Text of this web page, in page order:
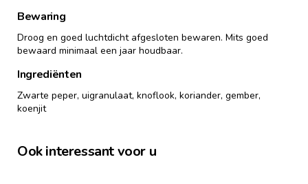
Bewaring
Droog en goed luchtdicht afgesloten bewaren. Mits goed
bewaard minimaal een jaar houdbaar.
Ingrediënten
Zwarte peper, uigranulaat, knoflook, koriander, gember,
koenjit
Ook interessant voor u